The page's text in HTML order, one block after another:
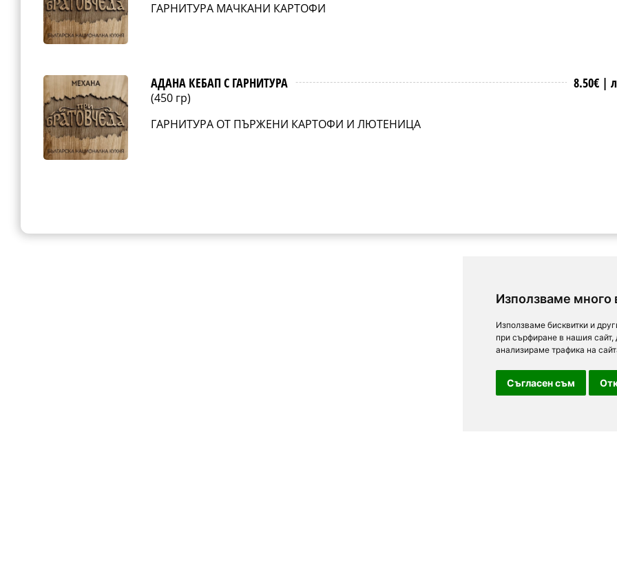
Използваме много
Използваме бисквитки и
при сърфиране в нашия
анализираме трафика на
Съгласен съм
ГАРНИТУРА МАЧКАНИ КАРТОФИ
АДАНА КЕБАП С ГАРНИТУРА 8.50€ |
(450 гр)
ГАРНИТУРА ОТ ПЪРЖЕНИ КАРТОФИ И ЛЮТЕНИЦА